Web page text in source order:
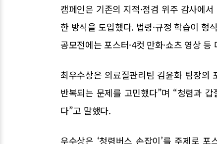
캠페인은 기존의 지적·점검 위주 감사에
한 방식을 도입했다. 법령·규정 학습이 형
공모전에는 포스터·4컷 만화·쇼츠 영상
최우수상은 의료질관리팀 김윤화 팀장의
반복되는 문제를 고민했다”며 “청렴과
다”고 말했다.
우수상은 ‘청렴버스 손잡이’를 주제로